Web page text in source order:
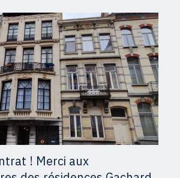
! Merci aux